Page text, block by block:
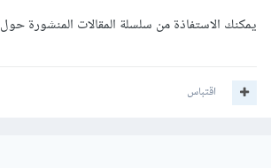
يمكنك الاستفاذة من سلسلة المقالات المنشورة حول git
اقتباس